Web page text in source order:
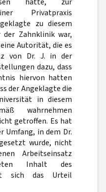
Privatpraxis
zu diesem
Zahnklinik war,
Autorität, die es
von Dr. J. in der
dazu, dass
hiervon hatten
der Angeklagte die
in diesem
wahrnehmen
getroffen. Es hat
Umfang, in dem Dr.
wurde, nicht
Arbeitseinsatz
Inhalt des
sich das Urteil